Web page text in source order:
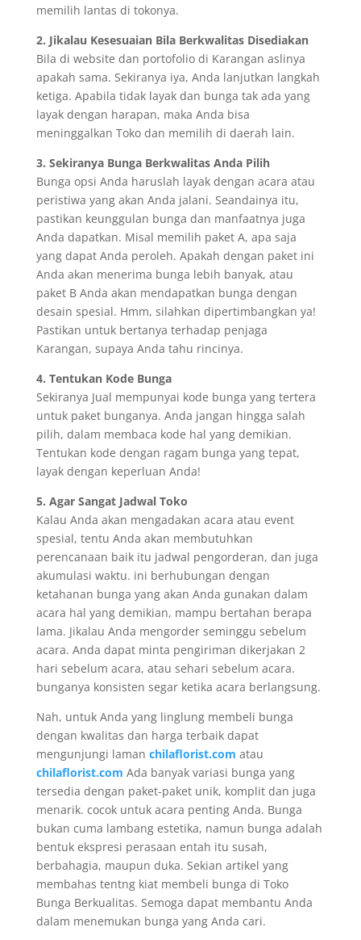
memilih lantas di tokonya.
2. Jikalau Kesesuaian Bila Berkwalitas Disediakan
Bila di website dan portofolio di Karangan aslinya
apakah sama. Sekiranya iya, Anda lanjutkan langkah
ketiga. Apabila tidak layak dan bunga tak ada yang
layak dengan harapan, maka Anda bisa
meninggalkan Toko dan memilih di daerah lain.
3. Sekiranya Bunga Berkwalitas Anda Pilih
Bunga opsi Anda haruslah layak dengan acara atau
peristiwa yang akan Anda jalani. Seandainya itu,
pastikan keunggulan bunga dan manfaatnya juga
Anda dapatkan. Misal memilih paket A, apa saja
yang dapat Anda peroleh. Apakah dengan paket ini
Anda akan menerima bunga lebih banyak, atau
paket B Anda akan mendapatkan bunga dengan
desain spesial. Hmm, silahkan dipertimbangkan ya!
Pastikan untuk bertanya terhadap penjaga
Karangan, supaya Anda tahu rincinya.
4. Tentukan Kode Bunga
Sekiranya Jual mempunyai kode bunga yang tertera
untuk paket bunganya. Anda jangan hingga salah
pilih, dalam membaca kode hal yang demikian.
Tentukan kode dengan ragam bunga yang tepat,
layak dengan keperluan Anda!
5. Agar Sangat Jadwal Toko
Kalau Anda akan mengadakan acara atau event
spesial, tentu Anda akan membutuhkan
perencanaan baik itu jadwal pengorderan, dan juga
akumulasi waktu. ini berhubungan dengan
ketahanan bunga yang akan Anda gunakan dalam
acara hal yang demikian, mampu bertahan berapa
lama. Jikalau Anda mengorder seminggu sebelum
acara. Anda dapat minta pengiriman dikerjakan 2
hari sebelum acara, atau sehari sebelum acara.
bunganya konsisten segar ketika acara berlangsung.
Nah, untuk Anda yang linglung membeli bunga
dengan kwalitas dan harga terbaik dapat
mengunjungi laman chilaflorist.com atau
chilaflorist.com Ada banyak variasi bunga yang
tersedia dengan paket-paket unik, komplit dan juga
menarik. cocok untuk acara penting Anda. Bunga
bukan cuma lambang estetika, namun bunga adalah
bentuk ekspresi perasaan entah itu susah,
berbahagia, maupun duka. Sekian artikel yang
membahas tentng kiat membeli bunga di Toko
Bunga Berkualitas. Semoga dapat membantu Anda
dalam menemukan bunga yang Anda cari.